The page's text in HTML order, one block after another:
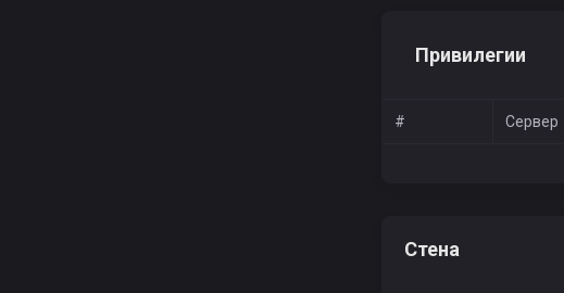
Привилегии
# Сервер
Стена